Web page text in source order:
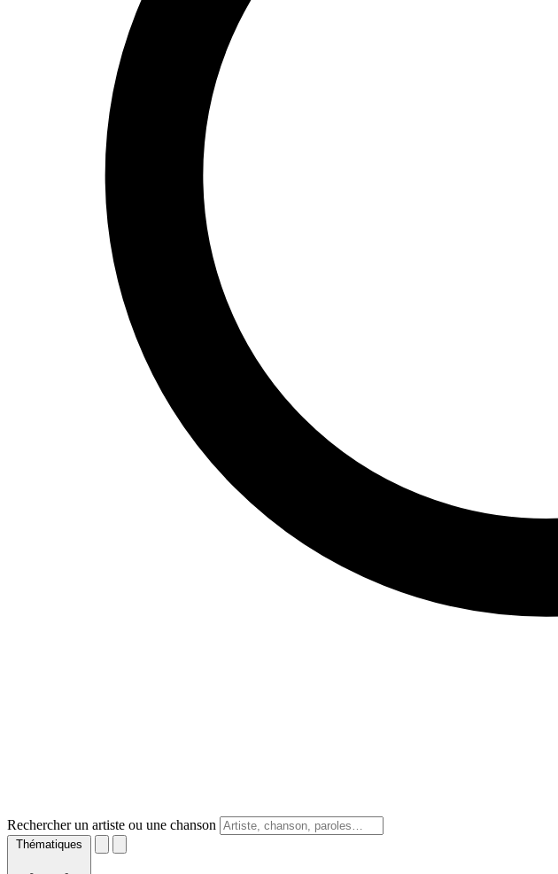
Rechercher un artiste ou une chanson
Thématiques